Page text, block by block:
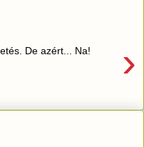
›
De azért... Na!